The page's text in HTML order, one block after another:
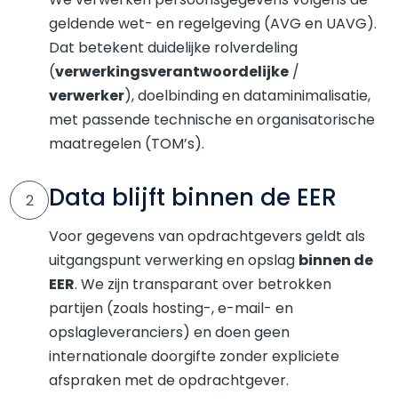
geldende wet- en regelgeving (AVG en UAVG).
Dat betekent duidelijke rolverdeling
(verwerkingsverantwoordelijke /
verwerker), doelbinding en dataminimalisatie,
met passende technische en organisatorische
maatregelen (TOM’s).
2 Data blijft binnen de EER
Voor gegevens van opdrachtgevers geldt als
uitgangspunt verwerking en opslag binnen de
EER. We zijn transparant over betrokken
partijen (zoals hosting-, e-mail- en
opslagleveranciers) en doen geen
internationale doorgifte zonder expliciete
afspraken met de opdrachtgever.